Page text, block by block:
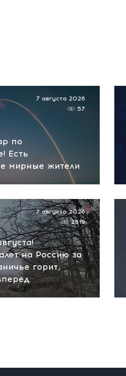
по
Есть
мирные жители
7 августа 2026
57
на Россию за
горит,
7 августа 2026
2619